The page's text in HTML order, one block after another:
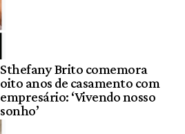
Sthefany Brito comemora
oito anos de casamento com
empresário: ‘Vivendo nosso
sonho’